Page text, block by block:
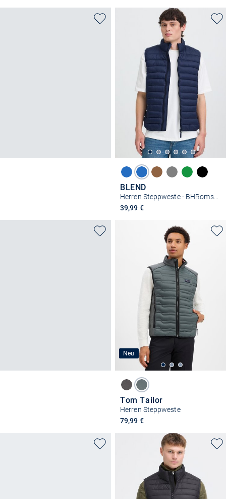
BLEND
Herren Steppweste - BHRomsey
39,99 €
Neu
Tom Tailor
Herren Steppweste
79,99 €